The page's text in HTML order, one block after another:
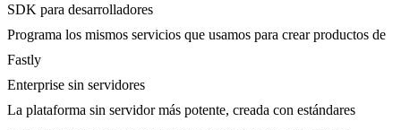
SDK para desarrolladores
Programa los mismos servicios que usamos para crear productos de
Fastly
Enterprise sin servidores
La plataforma sin servidor más potente, creada con estándares